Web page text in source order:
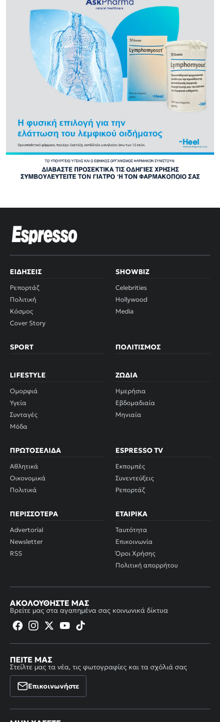
ΕΙΔΉΣΕΙΣ
Ρεπορτάζ
Πολιτική
Κόσμος
Cover Story
SHOWBIZ
Celebrities
Hollywood
Media
SPORT ΠΟΛΙΤΙΣΜΌΣ
LIFESTYLE
Ομορφιά
Υγεία
Συνταγές
Μόδα
ΖΏΔΙΑ
Ημερήσια
Εβδομαδιαία
Μηνιαία
ΠΡΩΤΟΣΈΛΙΔΑ
Αθλητικά
Οικονομικά
Πολιτικά
ESPRESSO TV
Εκπομπές
Συνεντεύξεις
Ρεπορτάζ
ΠΕΡΙΣΣΌΤΕΡΑ
Advertorial
Newsletter
RSS
ΕΤΑΙΡΙΚΆ
Ταυτότητα
Επικοινωνία
Όροι Χρήσης
Πολιτική απορρήτου
ΑΚΟΛΟΥΘΉΣΤΕ ΜΑΣ
Βρείτε μας στα αγαπημένα σας κοινωνικά δίκτυα
ΠΕΊΤΕ ΜΑΣ
Στείλτε μας τα νέα, τις φωτογραφίες και τα σχόλιά σας
Επικοινωνήστε